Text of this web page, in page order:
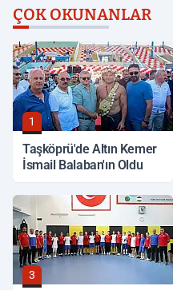
ÇOK OKUNANLAR
1
Taşköprü'de Altın Kemer
İsmail Balaban'ın Oldu
3